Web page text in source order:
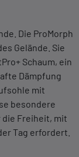
Die ProMorph
Gelände. Sie
Schaum, ein
Dämpfung
mit
besondere
die Freiheit, mit
Tag erfordert.